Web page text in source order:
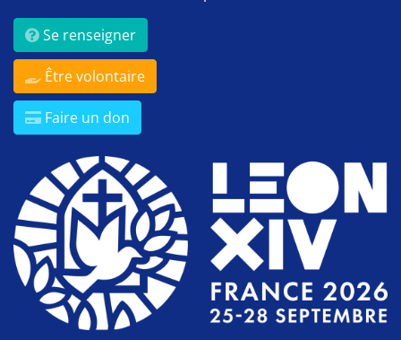
Se renseigner
Être volontaire
Faire un don